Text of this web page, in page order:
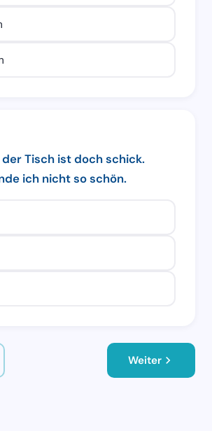
der Tisch ist doch schick.
ich nicht so schön.
Weiter